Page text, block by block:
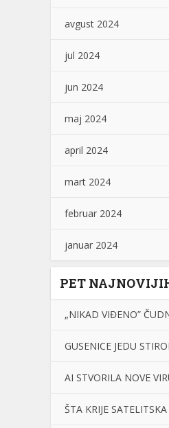
avgust 2024
jul 2024
jun 2024
maj 2024
april 2024
mart 2024
februar 2024
januar 2024
PET
„NIKAD VIĐENO”
GUSENICE JEDU
AI STVORILA NOVE
ŠTA KRIJE